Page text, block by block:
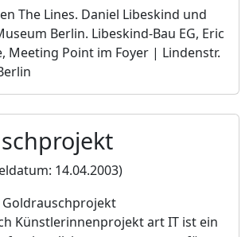
The Lines. Daniel Libeskind und
Berlin.­ Libeskind-Bau EG, Eric
Meeting Point im Foyer | Lindenstr.
14.04.2003)
Künstlerinnenprojekt art IT ist ein